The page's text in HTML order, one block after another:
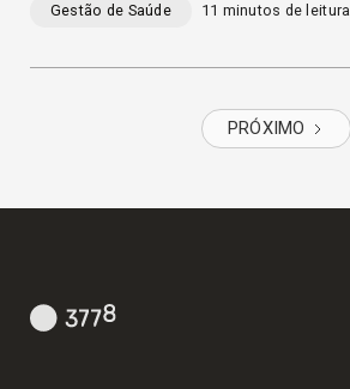
Gestão de Saúde 11 minutos de leitura
PRÓXIMO